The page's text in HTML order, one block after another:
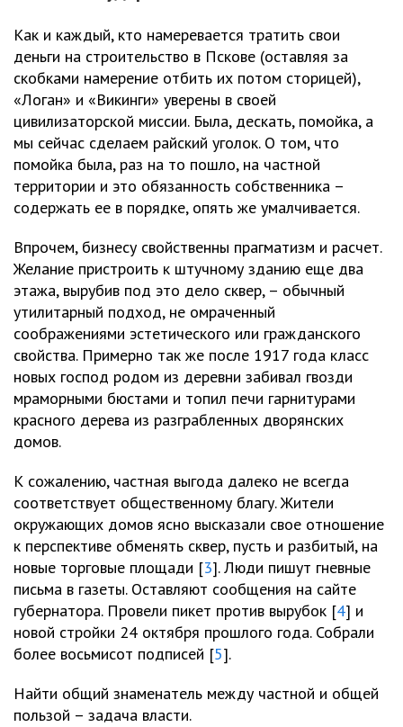
Как и каждый, кто намеревается тратить свои
деньги на строительство в Пскове (оставляя за
скобками намерение отбить их потом сторицей),
«Логан» и «Викинги» уверены в своей
цивилизаторской миссии. Была, дескать, помойка, а
мы сейчас сделаем райский уголок. О том, что
помойка была, раз на то пошло, на частной
территории и это обязанность собственника –
содержать ее в порядке, опять же умалчивается.
Впрочем, бизнесу свойственны прагматизм и расчет.
Желание пристроить к штучному зданию еще два
этажа, вырубив под это дело сквер, – обычный
утилитарный подход, не омраченный
соображениями эстетического или гражданского
свойства. Примерно так же после 1917 года класс
новых господ родом из деревни забивал гвозди
мраморными бюстами и топил печи гарнитурами
красного дерева из разграбленных дворянских
домов.
К сожалению, частная выгода далеко не всегда
соответствует общественному благу. Жители
окружающих домов ясно высказали свое отношение
к перспективе обменять сквер, пусть и разбитый, на
новые торговые площади [3]. Люди пишут гневные
письма в газеты. Оставляют сообщения на сайте
губернатора. Провели пикет против вырубок [4] и
новой стройки 24 октября прошлого года. Собрали
более восьмисот подписей [5].
Найти общий знаменатель между частной и общей
пользой – задача власти.